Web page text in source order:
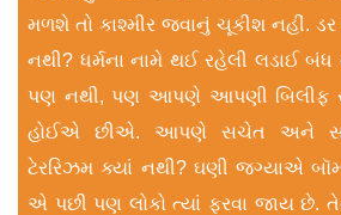
મળશે તો કાશ્મીર જવાનું ચૂકીશ નહીં.
નથી? ધર્મના નામે થઈ રહેલી લડાઈ
પણ નથી, પણ આપણે આપણી બિલીફ
હોઈએ છીએ. આપણે સચેત અને
ટેરરિઝમ ક્યાં નથી? ઘણી જગ્યાએ
એ પછી પણ લોકો ત્યાં ફરવા જાય છે.